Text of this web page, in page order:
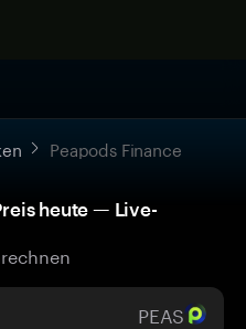
Peapods Finance
heute — Live-
PEAS